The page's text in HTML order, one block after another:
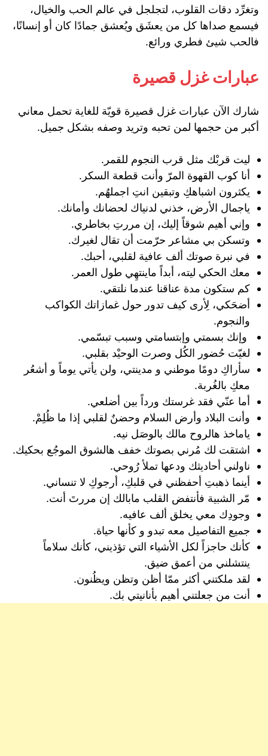
وتغرِّد دقات القلوب، لتجلجل في عالم الحب والخيال،
فيسمع صداها كل من يعشَق ويُعشق جمادًا كان أو إنسانًا،
فالحب شيئ فطري ورائع.
عبارات غزل قصيرة
شارك الآن عبارات غزل قصيرة قويّة للغاية تحمل معاني
أكبر من حجمها لمن تحبه وتريد وصفه بشكل جميل.
‏ليت‌‌ قربْك‌‌ مثل‌‌ قرب‌‌ النجوم‌‌ للقمر.
أنا كوب القهوة المرّ وأنت قطعة السكر.
‏يكثرون اشباهكِ وتبقين انتِ اجملهُم.
ياجمال الأرض، خذني لدنياك لحضانك وأمانك.
‏وإني أهيم شوقاً إليك، إن مررتِ بخاطري.
وتسكن بي مشاعر حرّمت أن تقال لغيرك.
‏في نبرة صوتك ألف عافية لقلبي، أحبك.
معك الحكي ليته، أبداً ماينتهِي طول العمر.
‏كم ستكون مدة عناقنا عندما نلتقي.
أضحَكي، لِأرى كيف تدور حول غمازاتك الكواكب
والنجوم.
‏ ‏وإنك بسمتي وإبتسامتي وسبب تبسّمي.
‏لغيّت حُضور الكُل وصرت الوحيْد بقلبي.
سأراكِ دومًا موطني و مدينتي، ‏ولن يأتي يوماً و أشعُر
معكِ بالغُربة.
‏أما عنّي فقد غرستك ورداً بين أضلعي.
وأنت البلاد وأرض السلام وحضنٌ لقلبي إذا ما ظُلِمْ.
‏ياماخذ هالروح مالك بالوصَل نيه.
اشتقت لك مُرني بصوتك خفف هالشوق الموجُع بحكيك.
ناولني أحاديثك ودعها تملأ رُوحي.
أينما ذهبتِ أحفظني في قلبكِ، أرجوكِ لا تنساني.
‏مّر الشبية فأنتفض القلب مابالك إن مررتَ أنت.
وجودِك معي يخلق ألف عافيه.
‏جميع التفاصيل معه تبدو و كأنها حياة.
كأنك حاجزاً لكل الأشياء التي تؤذيني، كأنك سلاماً
ينتشلني من أعمق ضيق.
لقد ملكتني‌ أكثر ممّا أظن‌ وتظن‌ ويظُنون.
أنت من جعلتني أهيم بأنانيتي بك.